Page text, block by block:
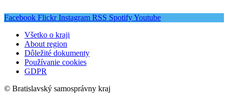
Facebook Flickr Instagram RSS SpotifyYoutube
Všetko o kraji
About region
Dôležité dokumenty
Používanie cookies
GDPR
© Bratislavský samosprávny kraj